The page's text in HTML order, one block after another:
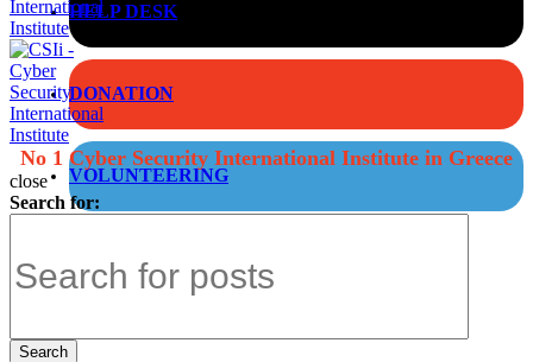
HELP DESK
DONATION
VOLUNTEERING
No 1 Cyber Security International Institute in Greece
close
Search for:
Search